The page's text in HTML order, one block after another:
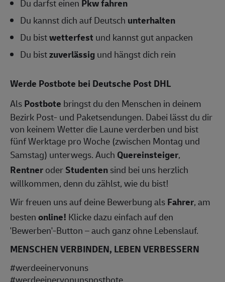
Du darfst einen Pkw fahren
Du kannst dich auf Deutsch unterhalten
Du bistwetterfest und kannst gut anpacken
Du bistzuverlässigund hängst dich rein
Werde Postbote bei Deutsche Post DHL
AlsPostbote bringst du den Menschen in deinem
Bezirk Post- und Paketsendungen. Dabei lässt du dir
von keinem Wetter die Laune verderben und bist
fünf Werktage pro Woche (zwischen Montag und
Samstag) unterwegs. Auch Quereinsteiger,
RentneroderStudentensind bei uns herzlich
willkommen, denn du zählst, wie du bist!
Wir freuen uns auf deine Bewerbung alsFahrer, am
bestenonline! Klicke dazu einfach auf den
'Bewerben'-Button – auch ganz ohne Lebenslauf.
MENSCHEN VERBINDEN, LEBEN VERBESSERN
#werdeeinervonuns
#werdeeinervonunspostbote